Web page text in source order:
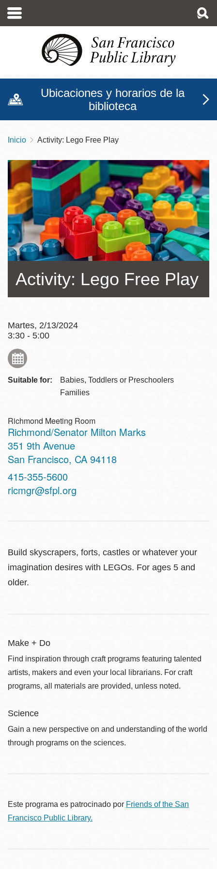
contenido
Ubicaciones y horarios de la
biblioteca
Sobrescribir
enlaces
de
ayuda
a
la
navegación
Inicio Activity: Lego Free Play
Activity: Lego Free Play
Martes, 2/13/2024
3:30 - 5:00
Suitable for:
Babies, Toddlers or Preschoolers
Families
Richmond Meeting Room
Richmond/Senator Milton Marks
Address
351 9th Avenue
San Francisco, CA 94118
Contact
Telephone
415-355-5600
ricmgr@sfpl.org
Build skyscrapers, forts, castles or whatever your
imagination desires with LEGOs. For ages 5 and
older.
Make + Do
Find inspiration through craft programs featuring talented
artists, makers and even your local librarians. For craft
programs, all materials are provided, unless noted.
Science
Gain a new perspective on and understanding of the world
through programs on the sciences.
Este programa es patrocinado por Friends of the San
Francisco Public Library.